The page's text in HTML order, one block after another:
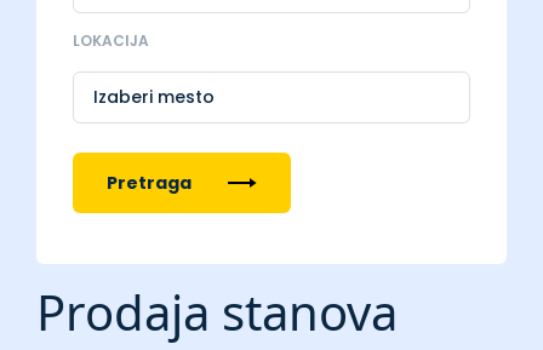
LOKACIJA
Izaberi mesto
Pretraga
Prodaja stanova